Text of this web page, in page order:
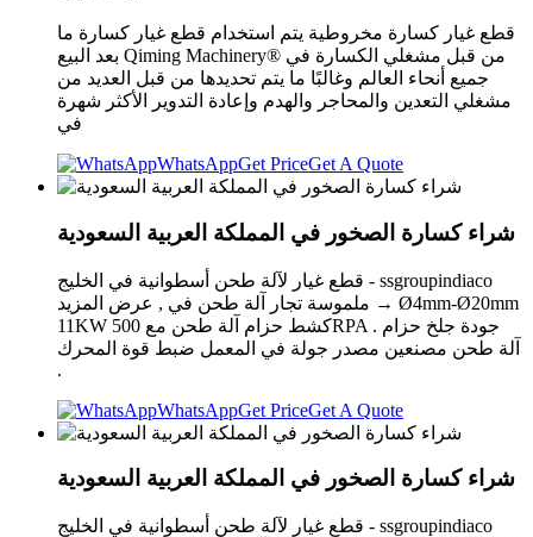
قطع غيار كسارة مخروطية يتم استخدام قطع غيار كسارة ما
بعد البيع Qiming Machinery® من قبل مشغلي الكسارة في
جميع أنحاء العالم وغالبًا ما يتم تحديدها من قبل العديد من
مشغلي التعدين والمحاجر والهدم وإعادة التدوير الأكثر شهرة
في
WhatsAppGet PriceGet A Quote
شراء كسارة الصخور في المملكة العربية السعودية
قطع غيار لآلة طحن أسطوانية في الخليج - ssgroupindiaco
ملموسة تجار آلة طحن في , عرض المزيد → Ø4mm-Ø20mm
11KW كشط حزام آلة طحن مع 500RPA . جودة جلخ حزام
آلة طحن مصنعين مصدر جولة في المعمل ضبط قوة المحرك
.
WhatsAppGet PriceGet A Quote
شراء كسارة الصخور في المملكة العربية السعودية
قطع غيار لآلة طحن أسطوانية في الخليج - ssgroupindiaco